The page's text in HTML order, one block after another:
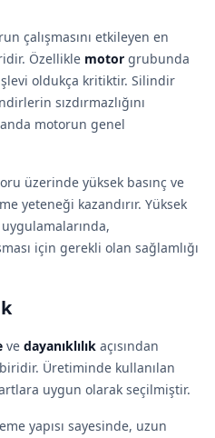
çalışmasını etkileyen en
Özellikle motor grubunda
oldukça kritiktir. Silindir
sızdırmazlığını
motorun genel
üzerinde yüksek basınç ve
yeteneği kazandırır. Yüksek
için gerekli olan sağlamlığı
ve dayanıklılık açısından
Üretiminde kullanılan
uygun olarak seçilmiştir.
yapısı sayesinde, uzun